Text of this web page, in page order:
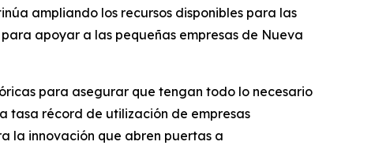
ampliando los recursos disponibles para las
apoyar a las pequeñas empresas de Nueva
para asegurar que tengan todo lo necesario
tasa récord de utilización de empresas
la innovación que abren puertas a